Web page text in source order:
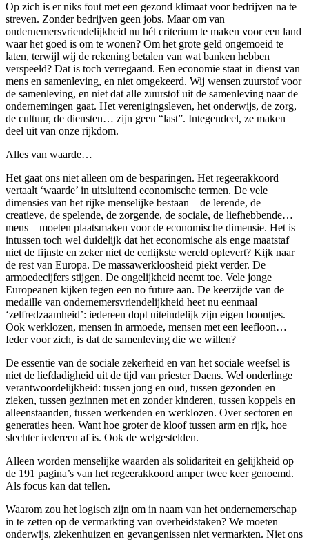
Op zich is er niks fout met een gezond klimaat voor bedrijven na te
streven. Zonder bedrijven geen jobs. Maar om van
ondernemersvriendelijkheid nu hét criterium te maken voor een land
waar het goed is om te wonen? Om het grote geld ongemoeid te
laten, terwijl wij de rekening betalen van wat banken hebben
verspeeld? Dat is toch verregaand. Een economie staat in dienst van
mens en samenleving, en niet omgekeerd. Wij wensen zuurstof voor
de samenleving, en niet dat alle zuurstof uit de samenleving naar de
ondernemingen gaat. Het verenigingsleven, het onderwijs, de zorg,
de cultuur, de diensten… zijn geen “last”. Integendeel, ze maken
deel uit van onze rijkdom.
Alles van waarde…
Het gaat ons niet alleen om de besparingen. Het regeerakkoord
vertaalt ‘waarde’ in uitsluitend economische termen. De vele
dimensies van het rijke menselijke bestaan – de lerende, de
creatieve, de spelende, de zorgende, de sociale, de liefhebbende…
mens – moeten plaatsmaken voor de economische dimensie. Het is
intussen toch wel duidelijk dat het economische als enge maatstaf
niet de fijnste en zeker niet de eerlijkste wereld oplevert? Kijk naar
de rest van Europa. De massawerkloosheid piekt verder. De
armoedecijfers stijgen. De ongelijkheid neemt toe. Vele jonge
Europeanen kijken tegen een no future aan. De keerzijde van de
medaille van ondernemersvriendelijkheid heet nu eenmaal
‘zelfredzaamheid’: iedereen dopt uiteindelijk zijn eigen boontjes.
Ook werklozen, mensen in armoede, mensen met een leefloon…
Ieder voor zich, is dat de samenleving die we willen?
De essentie van de sociale zekerheid en van het sociale weefsel is
niet de liefdadigheid uit de tijd van priester Daens. Wel onderlinge
verantwoordelijkheid: tussen jong en oud, tussen gezonden en
zieken, tussen gezinnen met en zonder kinderen, tussen koppels en
alleenstaanden, tussen werkenden en werklozen. Over sectoren en
generaties heen. Want hoe groter de kloof tussen arm en rijk, hoe
slechter iedereen af is. Ook de welgestelden.
Alleen worden menselijke waarden als solidariteit en gelijkheid op
de 191 pagina’s van het regeerakkoord amper twee keer genoemd.
Als focus kan dat tellen.
Waarom zou het logisch zijn om in naam van het ondernemerschap
in te zetten op de vermarkting van overheidstaken? We moeten
onderwijs, ziekenhuizen en gevangenissen niet vermarkten. Niet ons